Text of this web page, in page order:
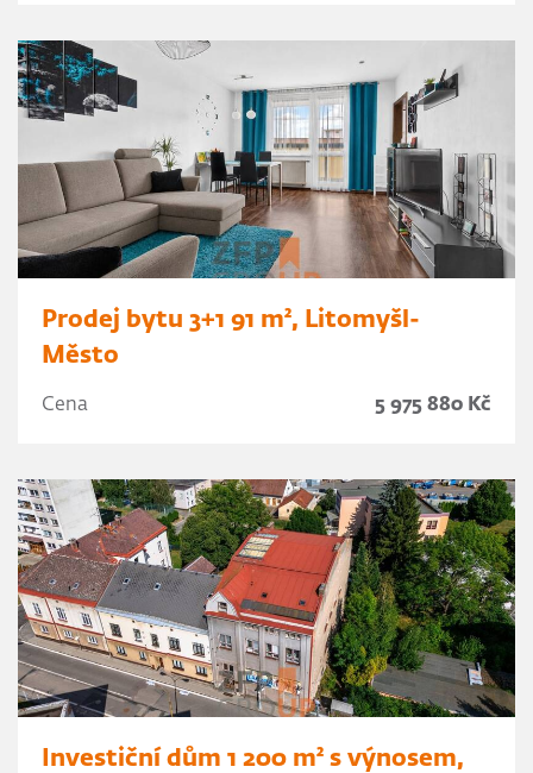
Prodej bytu 3+1 91 m², Litomyšl-
Město
Cena 5 975 880 Kč
Investiční dům 1 200 m² s výnosem,